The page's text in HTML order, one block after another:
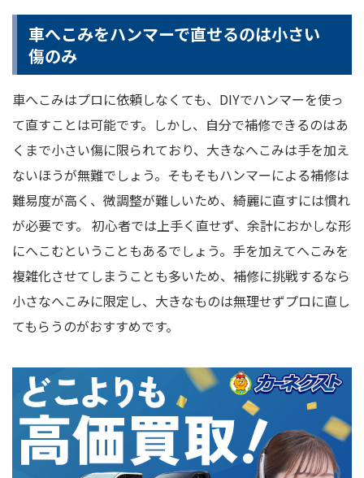
車へこみをハンマーで直せるのは小さい
傷のみ
車へこみはプロに依頼しなくても、DIYでハンマーを使っ
て直すことは可能です。しかし、自分で補修できるのはあ
くまで小さい傷に限られており、大きなへこみは手を加え
ないほうが無難でしょう。そもそもハンマーによる補修は
難易度が高く、微調整が難しいため、綺麗に直すには慣れ
が必要です。 初心者では上手く直せず、余計におかしな形
にへこむということもあるでしょう。手を加えてへこみを
複雑化させてしまうことも多いため、補修に挑戦するなら
小さなへこみに限定し、大きなものは無理せずプロに直し
てもらうのがおすすめです。